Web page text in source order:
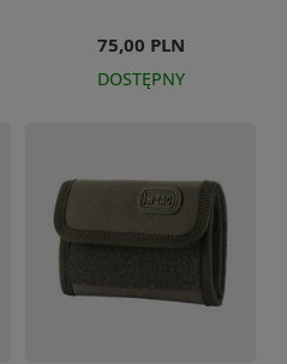
75,00 PLN
DOSTĘPNY